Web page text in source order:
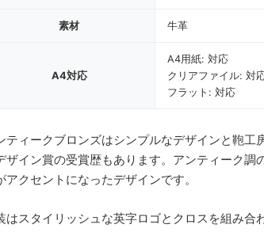
素材 牛革
A4対応
A4用紙: 対応
クリアファイル: 対
フラット: 対応
ティークブロンズはシンプルなデザインと鞄工
ザイン賞の受賞歴もあります。アンティーク
アクセントになったデザインです。
はスタイリッシュな英字ロゴとクロスを組み合